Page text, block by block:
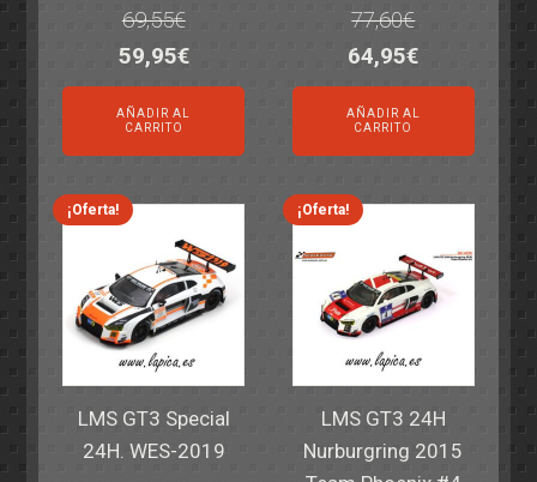
69,55€
El
precio
original
era:
69,55€.
59,95€El
precio
actual
es:
59,95€.
AÑADIR AL
CARRITO
77,60€
El
precio
original
era:
77,60€.
64,95€El
precio
actual
es:
64,95€.
AÑADIR AL
CARRITO
¡Oferta!
LMS GT3 Special
24H. WES-2019
¡Oferta!
LMS GT3 24H
Nurburgring 2015